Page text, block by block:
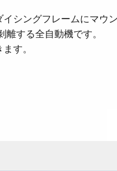
シングフレームにマウン
離する全自動機です。
す。